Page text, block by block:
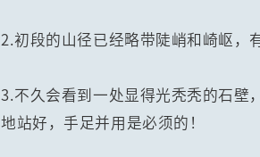
2.初段的山径已经略带陡峭和崎岖，
3.不久会看到一处显得光秃秃的石壁
地站好，手足并用是必须的！